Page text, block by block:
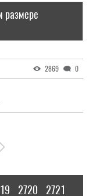
размере
2869 0
2720 2721